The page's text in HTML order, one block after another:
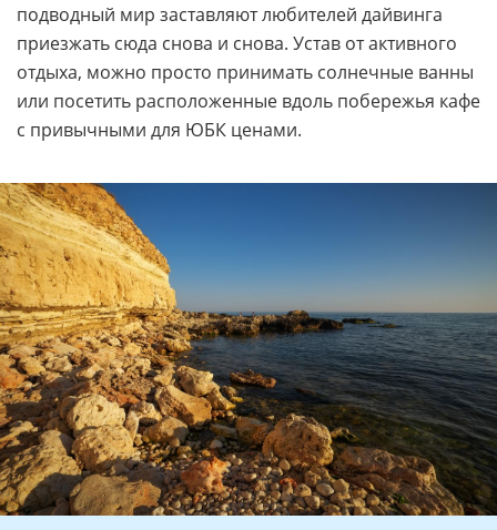
подводный мир заставляют любителей дайвинга
приезжать сюда снова и снова. Устав от активного
отдыха, можно просто принимать солнечные ванны
или посетить расположенные вдоль побережья кафе
с привычными для ЮБК ценами.